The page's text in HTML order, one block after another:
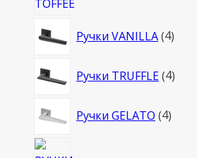
Ручки VANILLA 44
Ручки TRUFFLE 44
Ручки GELATO 44